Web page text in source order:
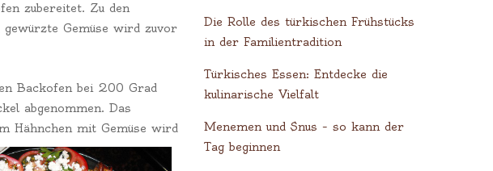
zubereitet. Zu den
gewürzte Gemüse wird zuvor
Backofen bei 200 Grad
abgenommen. Das
Hähnchen mit Gemüse wird
Die Rolle des türkischen Frühstücks
in der Familientradition
Türkisches Essen: Entdecke die
kulinarische Vielfalt
Menemen und Snus – so kann der
Tag beginnen